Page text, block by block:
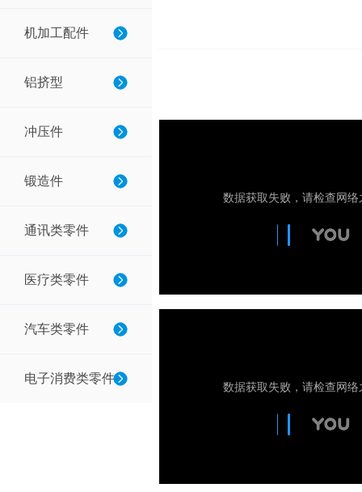
机加工配件
铝挤型
冲压件
锻造件
通讯类零件
医疗类零件
汽车类零件
电子消费类零件